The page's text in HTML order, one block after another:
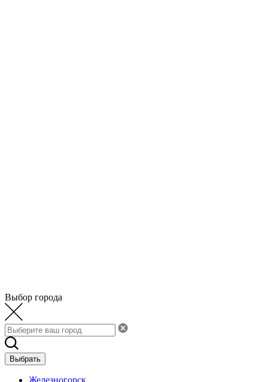
Выбор города
Выбрать
Железногорск